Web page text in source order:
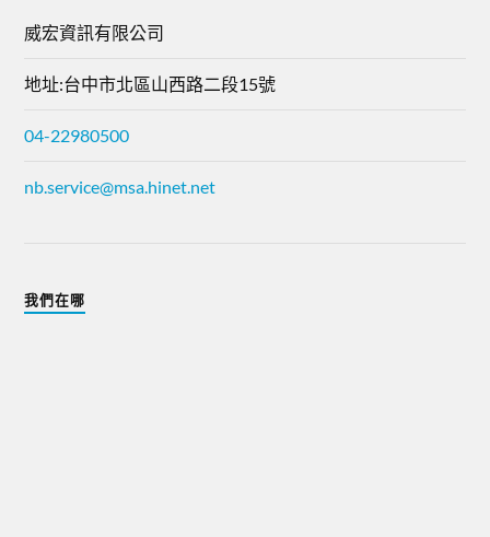
威宏資訊有限公司
地址:台中市北區山西路二段15號
04-22980500
nb.service@msa.hinet.net
我們在哪